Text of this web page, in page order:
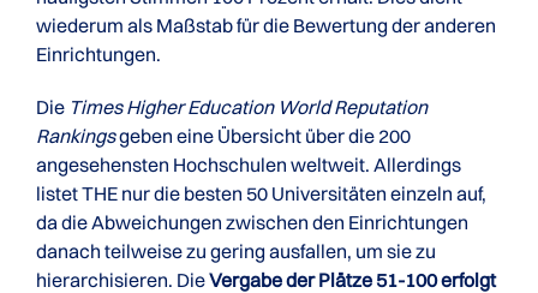
wiederum als Maßstab für die Bewertung der anderen
Einrichtungen.
Die Times Higher Education World Reputation
Rankingsgeben eine Übersicht über die 200
angesehensten Hochschulen weltweit. Allerdings
listet THE nur die besten 50 Universitäten einzeln auf,
da die Abweichungen zwischen den Einrichtungen
danach teilweise zu gering ausfallen, um sie zu
hierarchisieren. DieVergabe der Plätze 51-100 erfolgt